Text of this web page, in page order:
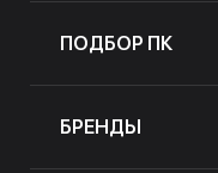
ПОДБОР ПК
БРЕНДЫ